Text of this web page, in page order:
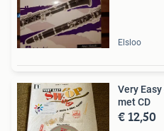
Elsloo
Very
met CD
€ 12,50